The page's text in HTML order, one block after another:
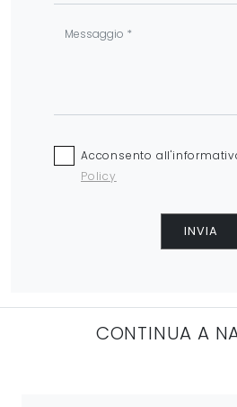
Acconsento
Policy
INVIA
CONTINUA A